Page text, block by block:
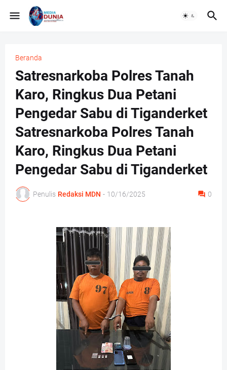
Beranda
Satresnarkoba Polres Tanah
Karo, Ringkus Dua Petani
Pengedar Sabu di Tiganderket
Satresnarkoba Polres Tanah
Karo, Ringkus Dua Petani
Pengedar Sabu di Tiganderket
Penulis Redaksi MDN - 10/16/2025 0